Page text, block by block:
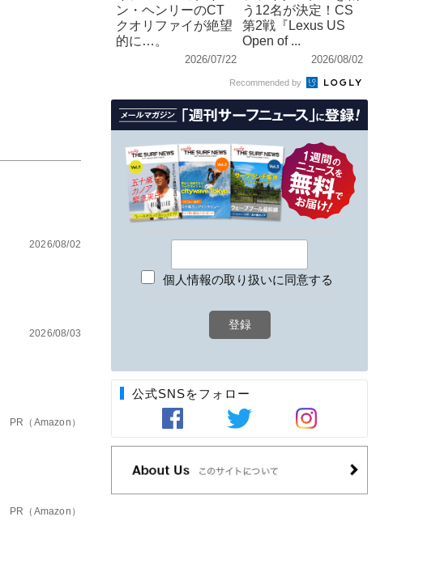
2026/08/02
2026/08/03
PR（Amazon）
PR（Amazon）
ン・ヘンリーのCT
クオリファイが絶望
的に…。
2026/07/22
う12名が決定！CS
第2戦『Lexus US
Open of ...
2026/08/02
Recommended by
個人情報の取り扱いに同意する
公式SNSをフォロー